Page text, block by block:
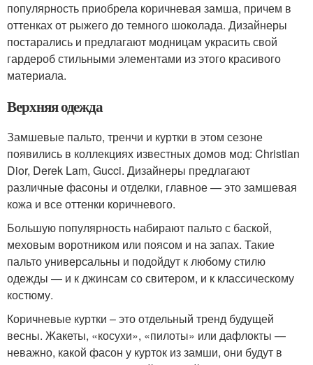
популярность приобрела коричневая замша, причем в
оттенках от рыжего до темного шоколада. Дизайнеры
постарались и предлагают модницам украсить свой
гардероб стильными элементами из этого красивого
материала.
Верхняя одежда
Замшевые пальто, тренчи и куртки в этом сезоне
появились в коллекциях известных домов мод: Christian
Dior, Derek Lam, Gucci. Дизайнеры предлагают
различные фасоны и отделки, главное — это замшевая
кожа и все оттенки коричневого.
Большую популярность набирают пальто с баской,
меховым воротником или поясом и на запах. Такие
пальто универсальны и подойдут к любому стилю
одежды — и к джинсам со свитером, и к классическому
костюму.
Коричневые куртки – это отдельный тренд будущей
весны. Жакеты, «косухи», «пилоты» или дафлокты —
неважно, какой фасон у курток из замши, они будут в